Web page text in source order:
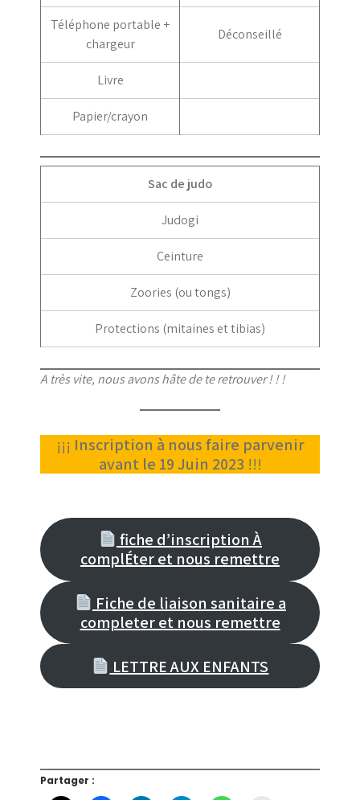
Téléphone portable +
chargeur
Déconseillé
Livre
Papier/crayon
Sac de judo
Judogi
Ceinture
Zoories (ou tongs)
Protections (mitaines et tibias)
A très vite, nous avons hâte de te retrouver ! ! !
¡¡¡ Inscription à nous faire parvenir
avant le 19 Juin 2023 !!!
fiche d’inscription À
complÉter et nous remettre
Fiche de liaison sanitaire a
completer et nous remettre
LETTRE AUX ENFANTS
Partager :